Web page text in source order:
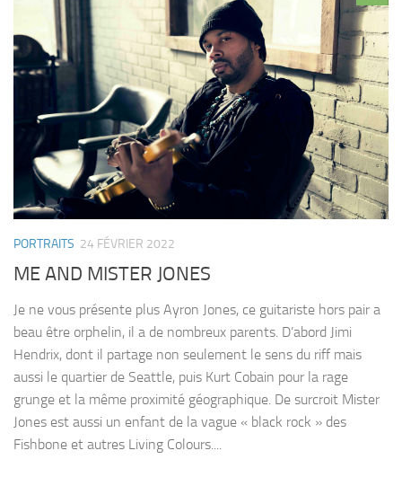
PORTRAITS 24 FÉVRIER 2022
ME AND MISTER JONES
Je ne vous présente plus Ayron Jones, ce guitariste hors pair a
beau être orphelin, il a de nombreux parents. D’abord Jimi
Hendrix, dont il partage non seulement le sens du riff mais
aussi le quartier de Seattle, puis Kurt Cobain pour la rage
grunge et la même proximité géographique. De surcroit Mister
Jones est aussi un enfant de la vague « black rock » des
Fishbone et autres Living Colours....